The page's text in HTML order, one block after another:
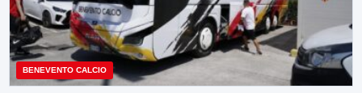
BENEVENTO CALCIO